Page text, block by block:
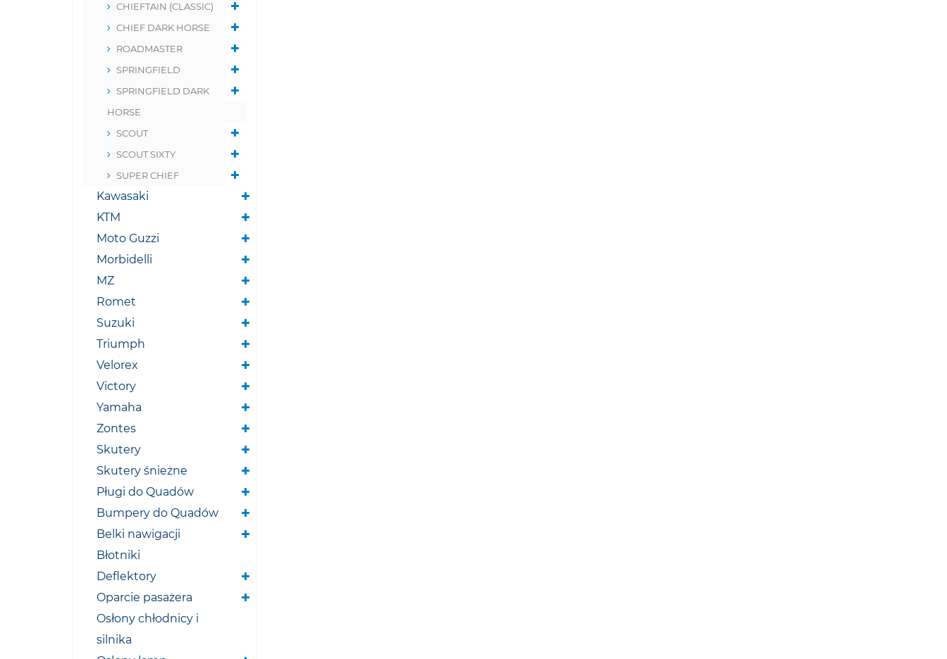
CHIEFTAIN (CLASSIC)
CHIEF DARK HORSE
ROADMASTER
SPRINGFIELD
SPRINGFIELD DARK
HORSE
SCOUT
SCOUT SIXTY
SUPER CHIEF
Kawasaki
KTM
Moto Guzzi
Morbidelli
MZ
Romet
Suzuki
Triumph
Velorex
Victory
Yamaha
Zontes
Skutery
Skutery śnieżne
Pługi do Quadów
Bumpery do Quadów
Belki nawigacji
Błotniki
Deflektory
Oparcie pasażera
Osłony chłodnicy i
silnika